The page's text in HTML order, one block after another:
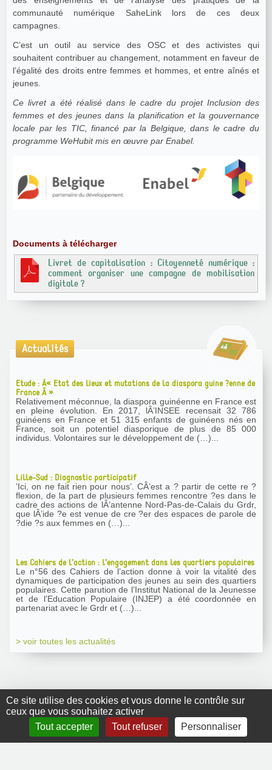
Ce site utilise des cookies et vous donne le contrôle sur
ceux que vous souhaitez activer
Tout accepter
Tout refuser Personnaliser
communauté numérique SaheLink lors de ces deux
campagnes.
C’est un outil au service des OSC et des activistes qui
souhaitent contribuer au changement, notamment en faveur de
l’égalité des droits entre femmes et hommes, et entre aînés et
jeunes.
Ce livret a été réalisé dans le cadre du projet Inclusion des
femmes et des jeunes dans la planification et la gouvernance
locale par les TIC, financé par la Belgique, dans le cadre du
programme WeHubit mis en œuvre par Enabel.
Documents à télécharger
Livret de capitalisation : Citoyenneté numérique :
comment organiser une campagne de mobilisation
digitale ?
Actualités
Etude : Â« Etat des lieux et mutations de la diaspora guine ?enne de
France Â »
Relativement méconnue, la diaspora guinéenne en France est
en pleine évolution. En 2017, lÂ’INSEE recensait 32 786
guinéens en France et 51 315 enfants de guinéens nés en
France, soit un potentiel diasporique de plus de 85 000
individus. Volontaires sur le développement de (…)...
Lille-Sud : Diagnostic participatif
’Ici, on ne fait rien pour nous’. CÂ’est a ? partir de cette re ?
flexion, de la part de plusieurs femmes rencontre ?es dans le
cadre des actions de lÂ’antenne Nord-Pas-de-Calais du Grdr,
que lÂ’ide ?e est venue de cre ?er des espaces de parole de
?die ?s aux femmes en (…)...
Les Cahiers de l’action : l’engagement dans les quartiers populaires
Le n°56 des Cahiers de l’action donne à voir la vitalité des
dynamiques de participation des jeunes au sein des quartiers
populaires. Cette parution de l’Institut National de la Jeunesse
et de l’Education Populaire (INJEP) a été coordonnée en
partenariat avec le Grdr et (…)...
> voir toutes les actualités
GRDR Copyright
2010 |RSS|Plan du site|Mentions légales|Contact